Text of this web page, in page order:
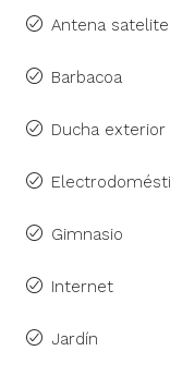
Antena satelite
Barbacoa
Ducha exterior
Gimnasio
Internet
Jardín